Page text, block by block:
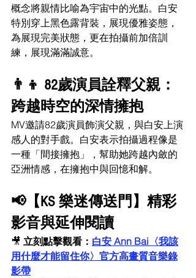
概念將親情比喻為宇宙中的光點。白安
特別穿上黑色露背裝，展現優雅姿態，
為展現完美狀態，更在拍攝前加倍訓
練，展現滿滿誠意。
👨‍👦 82歲演員詮釋父親：
跨越時空的深情擁抱
MV邀請82歲演員飾演父親，與白安上演
感人的對手戲。白安表示拍攝過程像是
一種「間接擁抱」，幫助她跨越內斂的
亞洲情感，在擁抱中與回憶和解。
📢【KS 樂迷傳送門】精彩
影音與延伸閱讀
🎥 立刻點擊觀看： 白安 Ann Bai〈我該
用什麼才能留住你〉官方高畫質音樂錄
影帶